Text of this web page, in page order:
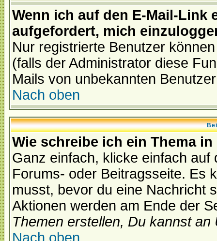
Wenn ich auf den E-Mail-Link
aufgefordert, mich
Nur registrierte Benutzer
(falls der Administrator diese
Mails von unbekannten
Nach oben
Wie schreibe ich ein Thema
Ganz einfach, klicke einfach
Forums- oder Beitragsseite. Es
musst, bevor du eine Nachricht
Aktionen werden am Ende der
Themen erstellen, Du kannst
Nach oben